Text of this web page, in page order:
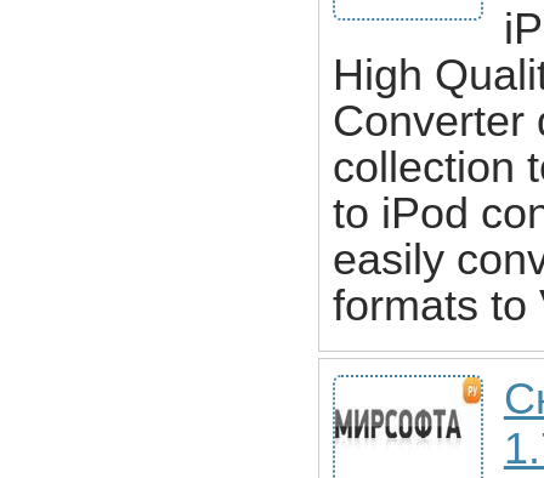
High
Converter
collection
to iPod
easily
formats to